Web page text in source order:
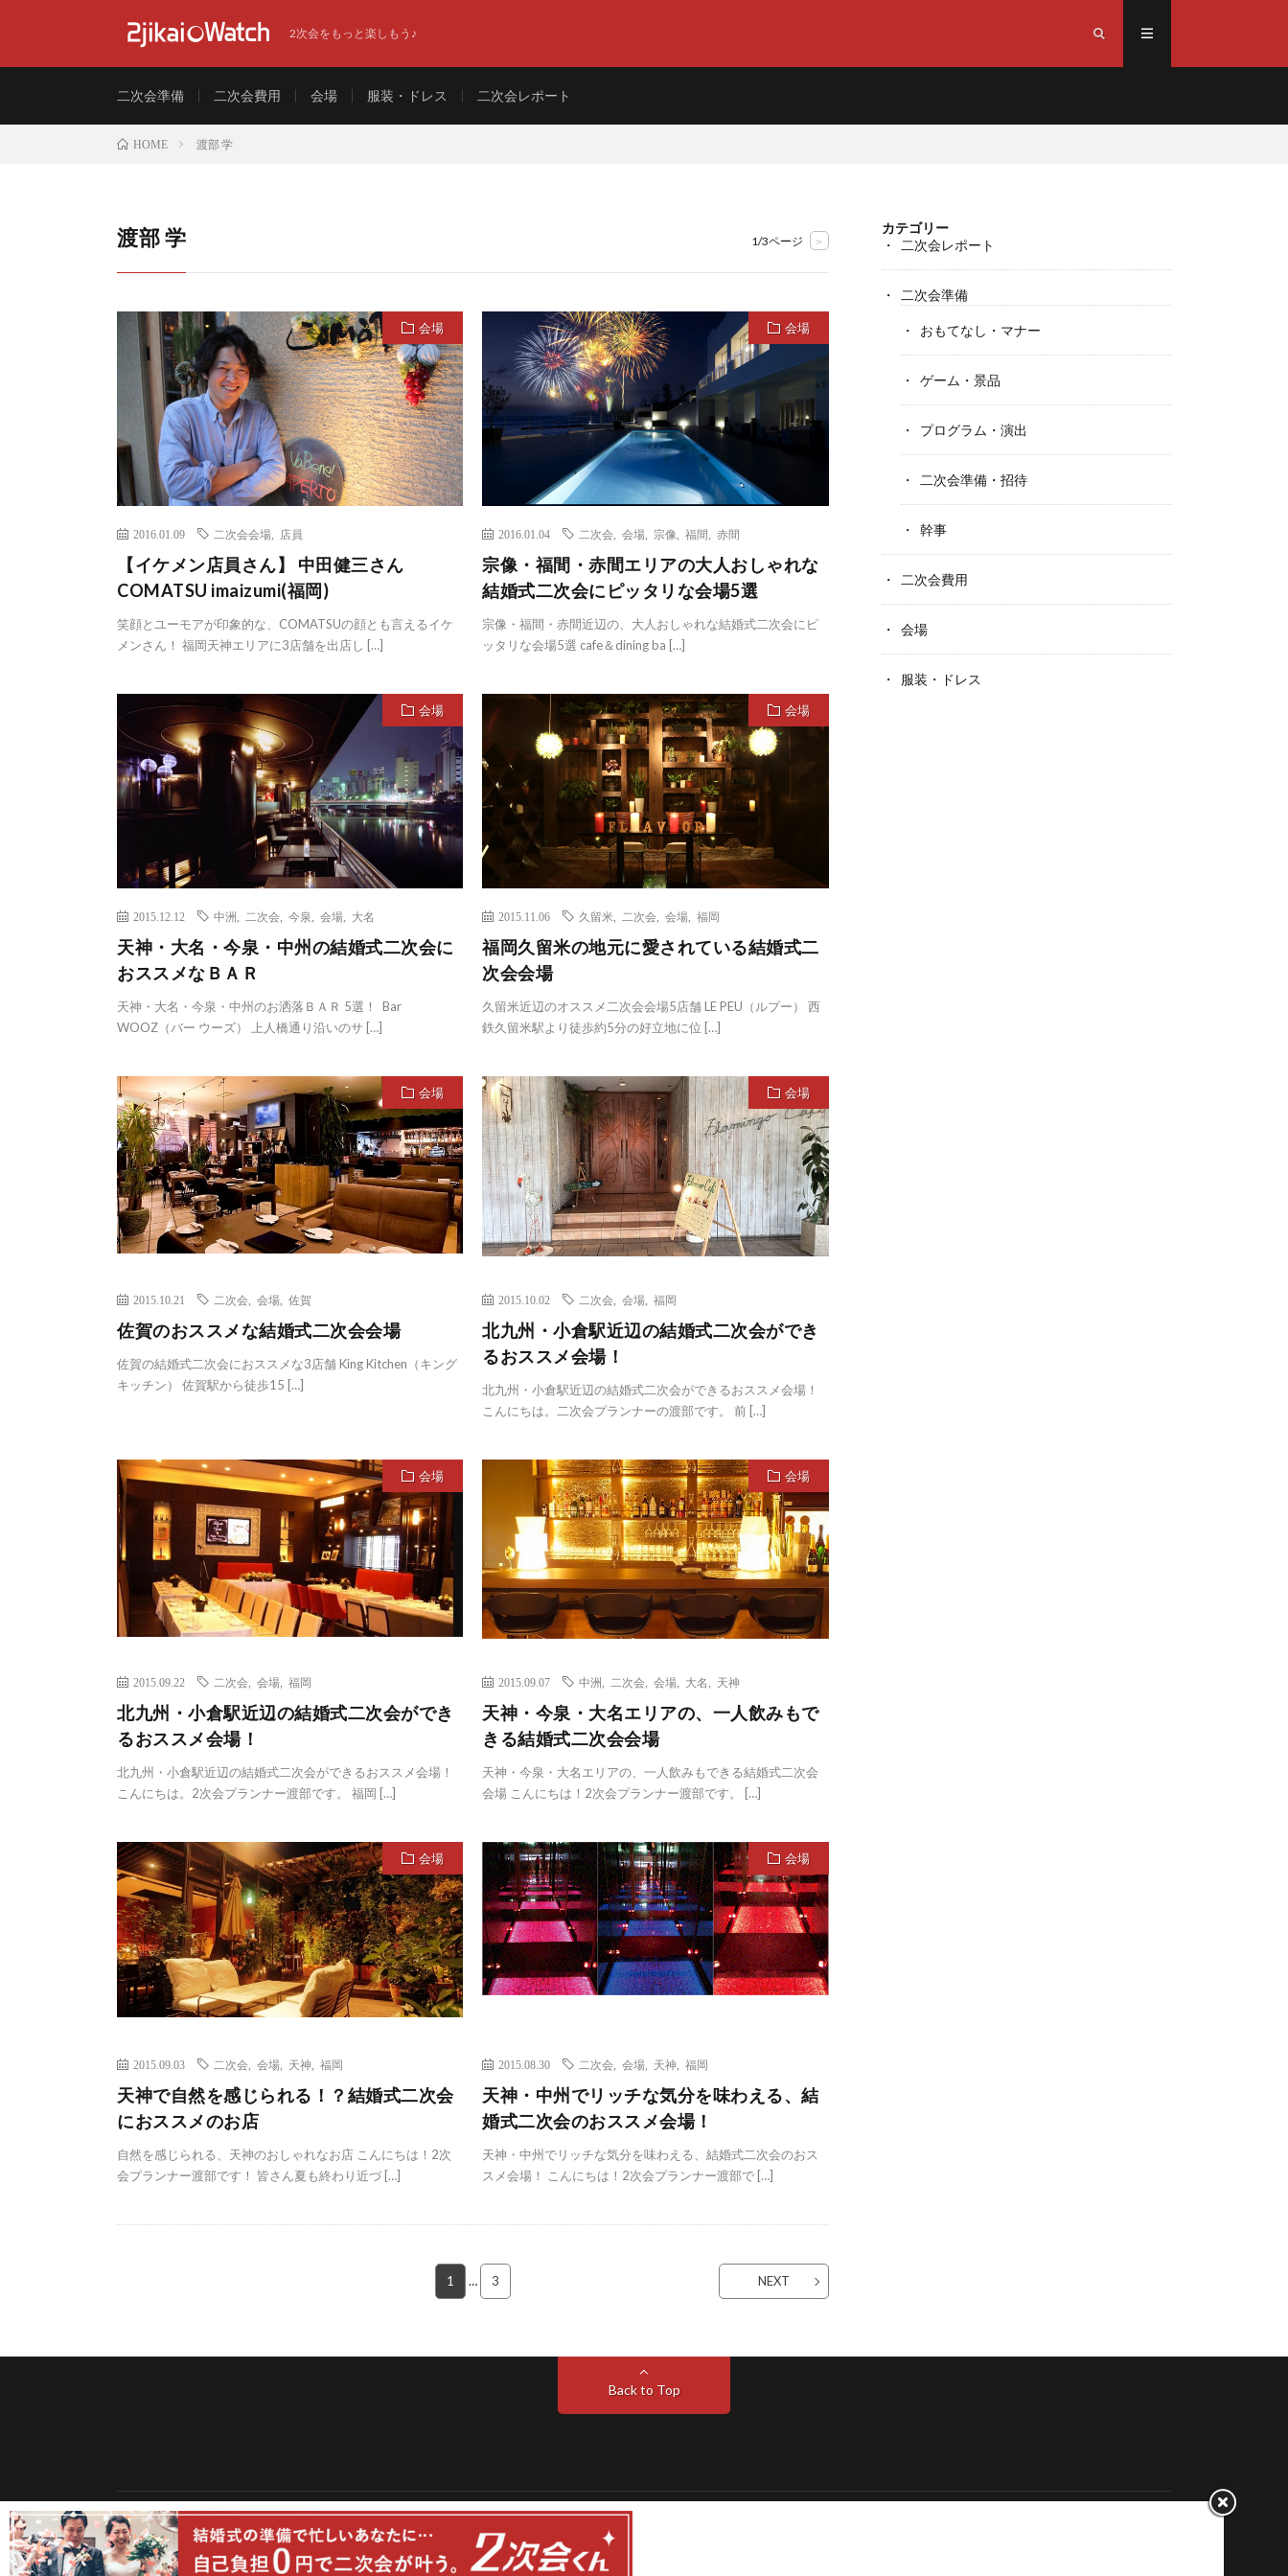
2次会をもっと楽しもう♪
二次会準備 二次会費用 会場 服装・ドレス 二次会レポート
HOME 渡部 学
渡部 学 1/3ページ >
会場
2016.01.09 二次会会場 店員
【イケメン店員さん】 中田健三さん
COMATSU imaizumi(福岡)
笑顔とユーモアが印象的な、COMATSUの顔とも言えるイケ
メンさん！ 福岡天神エリアに3店舗を出店し […]
会場
2016.01.04 二次会 ,会場 宗像 ,福間 赤間
宗像・福間・赤間エリアの大人おしゃれな
結婚式二次会にピッタリな会場5選
宗像・福間・赤間近辺の、大人おしゃれな結婚式二次会にピ
ッタリな会場5選 cafe＆dining ba […]
会場
2015.12.12 中洲 二次会 今泉 会場 大名
天神・大名・今泉・中州の結婚式二次会に
おススメなＢＡＲ
天神・大名・今泉・中州のお洒落ＢＡＲ 5選！ Bar
WOOZ（バー ウーズ） 上人橋通り沿いのサ […]
会場
2015.11.06 久留米 二次会 ,会場 ,福岡
福岡久留米の地元に愛されている結婚式二
次会会場
久留米近辺のオススメ二次会会場5店舗 LE PEU（ルプー） 西
鉄久留米駅より徒歩約5分の好立地に位 […]
会場
2015.10.21 二次会 会場 佐賀
佐賀のおススメな結婚式二次会会場
佐賀の結婚式二次会におススメな3店舗 King Kitchen（キング
キッチン） 佐賀駅から徒歩15 […]
会場
2015.10.02 二次会 ,会場 ,福岡
北九州・小倉駅近辺の結婚式二次会ができ
るおススメ会場！
北九州・小倉駅近辺の結婚式二次会ができるおススメ会場！
こんにちは。二次会プランナーの渡部です。 前 […]
会場
2015.09.22 二次会 会場 福岡
北九州・小倉駅近辺の結婚式二次会ができ
るおススメ会場！
北九州・小倉駅近辺の結婚式二次会ができるおススメ会場！
こんにちは。2次会プランナー渡部です。 福岡 […]
会場
2015.09.07 中洲 二次会 ,会場 大名 天神
天神・今泉・大名エリアの、一人飲みもで
きる結婚式二次会会場
天神・今泉・大名エリアの、一人飲みもできる結婚式二次会
会場 こんにちは！2次会プランナー渡部です。 […]
会場
2015.09.03 二次会 会場 天神 福岡
天神で自然を感じられる！？結婚式二次会
におススメのお店
自然を感じられる、天神のおしゃれなお店 こんにちは！2次
会プランナー渡部です！ 皆さん夏も終わり近づ […]
会場
2015.08.30 二次会 ,会場 天神 ,福岡
天神・中州でリッチな気分を味わえる、結
婚式二次会のおススメ会場！
天神・中州でリッチな気分を味わえる、結婚式二次会のおス
スメ会場！ こんにちは！2次会プランナー渡部で […]
1 … 3 NEXT
カテゴリー
二次会レポート
二次会準備
おもてなし・マナー
ゲーム・景品
プログラム・演出
二次会準備・招待
幹事
二次会費用
会場
服装・ドレス
Back to Top
© Copyright 20262次会ウォッチ 結婚式二次会メディア
2次会ウォッチ 結婚式二次会メディア byFIT-Web Create . Powered byWordPress